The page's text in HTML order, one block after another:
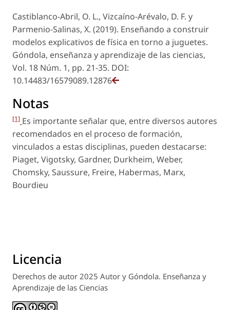
Castiblanco-Abril, O. L., Vizcaíno-Arévalo, D. F. y
Parmenio-Salinas, X. (2019). Enseñando a construir
modelos explicativos de física en torno a juguetes.
Góndola, enseñanza y aprendizaje de las ciencias,
Vol. 18 Núm. 1, pp. 21-35. DOI:
10.14483/16579089.12876
Notas
[1] Es importante señalar que, entre diversos autores
recomendados en el proceso de formación,
vinculados a estas disciplinas, pueden destacarse:
Piaget, Vigotsky, Gardner, Durkheim, Weber,
Chomsky, Saussure, Freire, Habermas, Marx,
Bourdieu
Licencia
Derechos de autor 2025 Autor y Góndola. Enseñanza y
Aprendizaje de las Ciencias